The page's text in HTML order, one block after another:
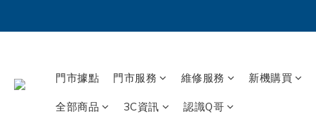
門市據點 門市服務 維修服務 新機購買
全部商品 3C資訊 認識Q哥